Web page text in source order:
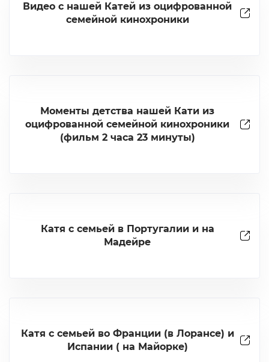
Видео с нашей Катей из оцифрованной
семейной кинохроники
Моменты детства нашей Кати из
оцифрованной семейной кинохроники
(фильм 2 часа 23 минуты)
Катя с семьей в Португалии и на
Мадейре
Катя с семьей во Франции (в Лорансе) и
Испании ( на Майорке)